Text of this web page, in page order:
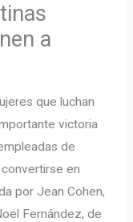
a
que luchan
victoria
de
en
por Jean Cohen,
Fernández, de